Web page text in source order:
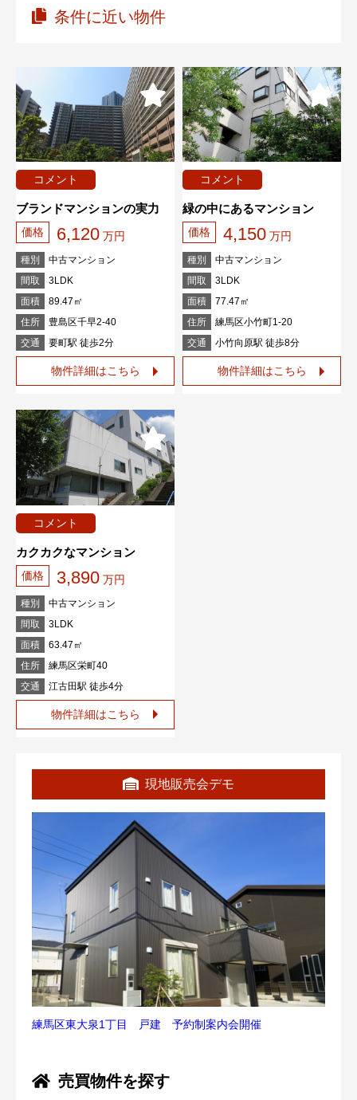
現地販売会デモ
練馬区東大泉1丁目 戸建 予約制案内会開催
売買物件を探す
条件に近い物件
コメント
ブランドマンションの実力
価格 6,120 万円
種別
中古マンション
間取
3LDK
面積
89.47㎡
住所
豊島区千早2-40
交通
要町駅 徒歩2分
物件詳細はこちら
コメント
緑の中にあるマンション
価格 4,150 万円
種別
中古マンション
間取
3LDK
面積
77.47㎡
住所
練馬区小竹町1-20
交通
小竹向原駅 徒歩8分
物件詳細はこちら
コメント
カクカクなマンション
価格 3,890 万円
種別
中古マンション
間取
3LDK
面積
63.47㎡
住所
練馬区栄町40
交通
江古田駅 徒歩4分
物件詳細はこちら